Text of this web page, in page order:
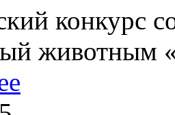
конкурс
животным